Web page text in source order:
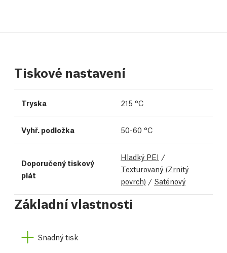
Tiskové nastavení
Tryska 215 °C
Vyhř. podložka 50-60 °C
Doporučený tiskový
plát
Hladký PEI /
Texturovaný (Zrnitý
povrch) / Saténový
Základní vlastnosti
Snadný tisk